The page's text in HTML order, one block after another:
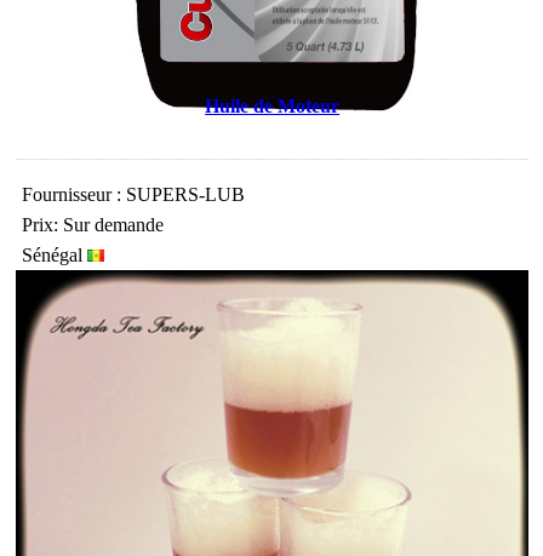
Huile de Moteur
Fournisseur : SUPERS-LUB
Prix: Sur demande
Sénégal